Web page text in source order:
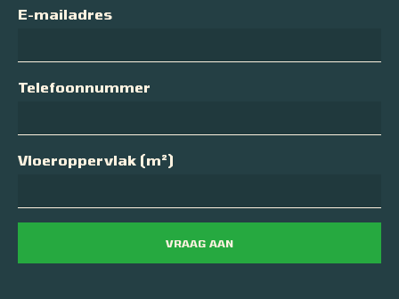
E-mailadres
Telefoonnummer
Vloeroppervlak (m²)